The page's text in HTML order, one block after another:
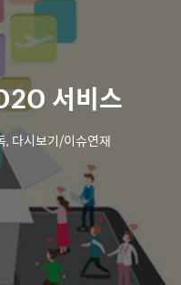
서비스
, 다시보기/이슈연재